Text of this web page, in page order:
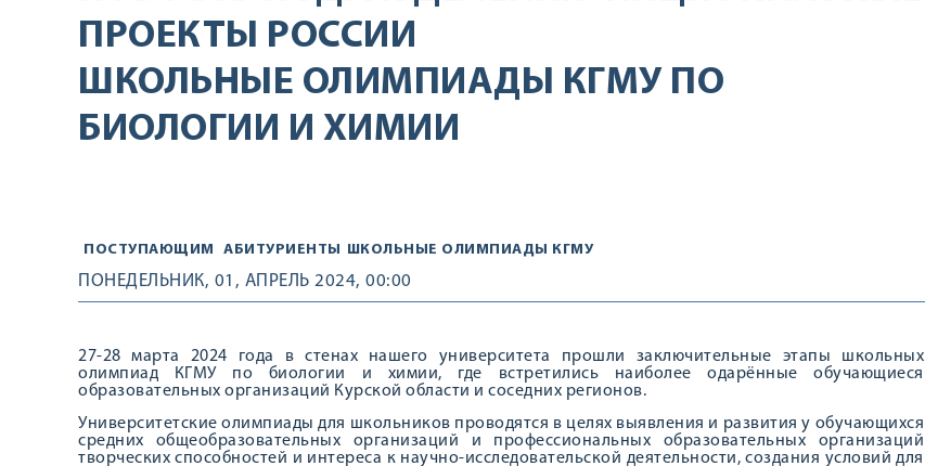
ПРОЕКТЫ РОССИИ
ШКОЛЬНЫЕ ОЛИМПИАДЫ КГМУ ПО
БИОЛОГИИ И ХИМИИ
ПОСТУПАЮЩИМ АБИТУРИЕНТЫ ШКОЛЬНЫЕ ОЛИМПИАДЫ КГМУ
ПОНЕДЕЛЬНИК, 01, АПРЕЛЬ 2024, 00:00
27-28 марта 2024 года в стенах нашего университета прошли заключительные этапы школьных
олимпиад КГМУ по биологии и химии, где встретились наиболее одарённые обучающиеся
образовательных организаций Курской области и соседних регионов.
Университетские олимпиады для школьников проводятся в целях выявления и развития у обучающихся
средних общеобразовательных организаций и профессиональных образовательных организаций
творческих способностей и интереса к научно-исследовательской деятельности, создания условий для